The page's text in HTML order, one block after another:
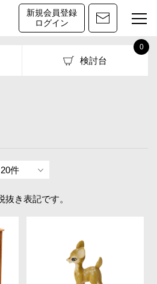
新規会員登録
ログイン
検討台
0
き表記です。